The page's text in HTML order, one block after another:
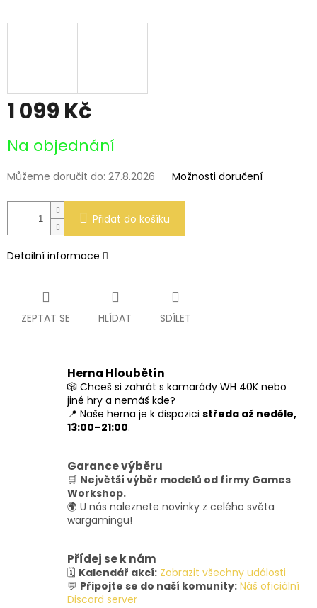
1 099 Kč
cena:
Na objednání
Můžeme doručit do: 27.8.2026 Možnosti doručení
Přidat do košíku
Detailní informace
ZEPTAT SE HLÍDAT SDÍLET
Herna Hloubětín
🎲 Chceš si zahrát s kamarády WH 40K nebo
jiné hry a nemáš kde?
📍 Naše herna je k dispozici středa až neděle,
13:00–21:00.
Garance výběru
🛒 Největší výběr modelů od firmy Games
Workshop.
🌍 U nás naleznete novinky z celého světa
wargamingu!
Přídej se k nám
🗓️ Kalendář akcí: Zobrazit všechny události
💬 Připojte se do naší komunity: Náš oficiální
Discord server